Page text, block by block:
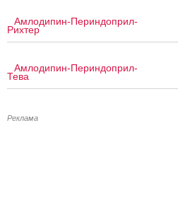
Амлодипин-Периндоприл-
Рихтер
Амлодипин-Периндоприл-
Тева
Реклама